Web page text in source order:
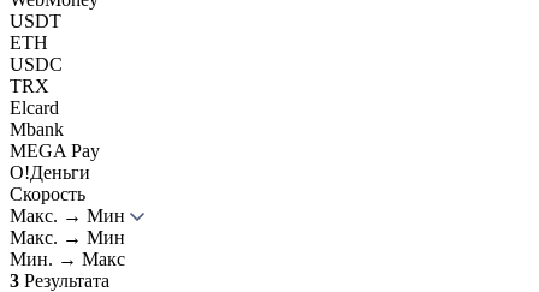
USDT
ETH
USDC
TRX
Elcard
Mbank
MEGA Pay
О!Деньги
Скорость
Макс. → Мин
Макс. → Мин
Мин. → Макс
3 Результата